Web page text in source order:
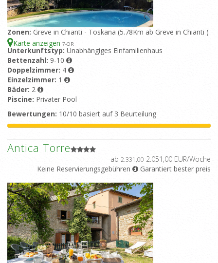
Zonen: Greve in Chianti - Toskana (5.78Km ab Greve in Chianti )
Karte anzeigen 7-OR
Unterkunftstyp: Unabhängiges Einfamilienhaus
Bettenzahl: 9-10
Doppelzimmer: 4
Einzelzimmer: 1
Bäder: 2
Piscine: Privater Pool
Bewertungen: 10/10 basiert auf 3 Beurteilung
Antica Torre
ab 2.331,00 2.051,00 EUR/Woche
Keine Reservierungsgebühren
Garantiert bester preis